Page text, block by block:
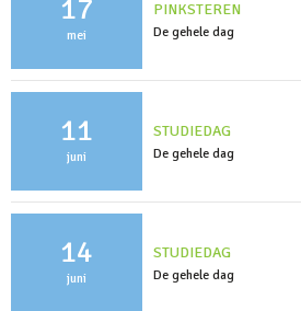
17
mei
PINKSTEREN
De gehele dag
11
juni
STUDIEDAG
De gehele dag
14
juni
STUDIEDAG
De gehele dag